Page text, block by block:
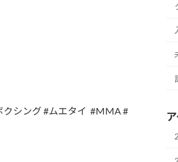
シング #ムエタイ #MMA #